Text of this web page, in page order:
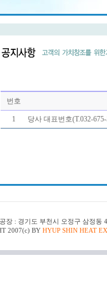
번호
1 당사 대표번호(T.032-
장 : 경기도 부천시 오정구 삼정
2007(c) BY HYUP SHIN HEAT